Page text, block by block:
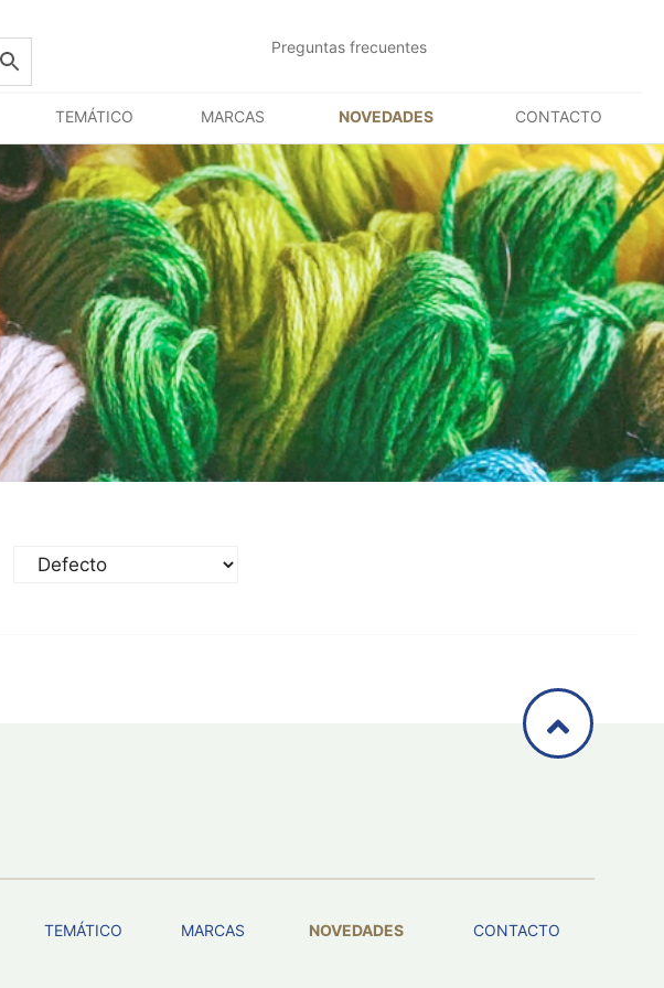
Preguntas frecuentes
TEMÁTICO MARCAS NOVEDADES CONTACTO
TEMÁTICO MARCAS NOVEDADES CONTACTO